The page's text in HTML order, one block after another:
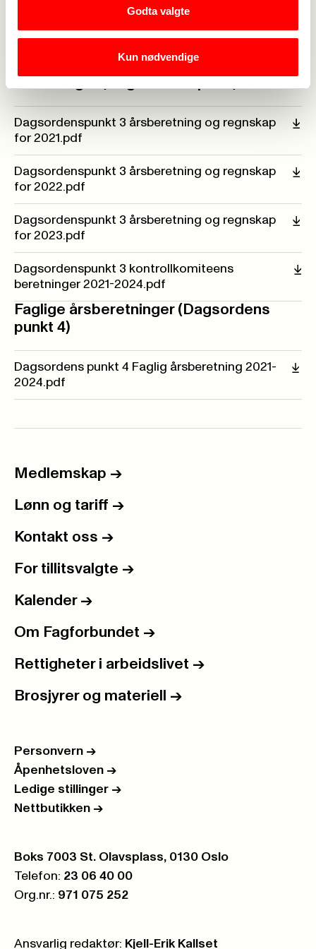
Godta valgte
Kun nødvendige
nyhetsbrev-nr.-4-fagforbundets-6.-ordinare-
rundskriv-om-besokende-til-landsmotet.pdf
Dagsordenspunkt 3 årsberetning og regnskap
for 2021.pdf
Dagsordenspunkt 3 årsberetning og regnskap
for 2022.pdf
Dagsordenspunkt 3 årsberetning og regnskap
for 2023.pdf
Dagsordenspunkt 3 kontrollkomiteens
beretninger 2021-2024.pdf
Faglige årsberetninger (Dagsordens
punkt 4)
Dagsordens punkt 4 Faglig årsberetning 2021-
2024.pdf
Medlemskap ->
Lønn og tariff ->
Kontakt oss ->
For tillitsvalgte ->
Kalender ->
Om Fagforbundet ->
Rettigheter i arbeidslivet ->
Brosjyrer og materiell ->
Personvern ->
Åpenhetsloven ->
Ledige stillinger ->
Nettbutikken ->
Postboks:
Boks 7003 St. Olavsplass, 0130 Oslo
Telefon: 23 06 40 00
Org.nr.: 971 075 252
Ansvarlig redaktør: Kjell-Erik Kallset